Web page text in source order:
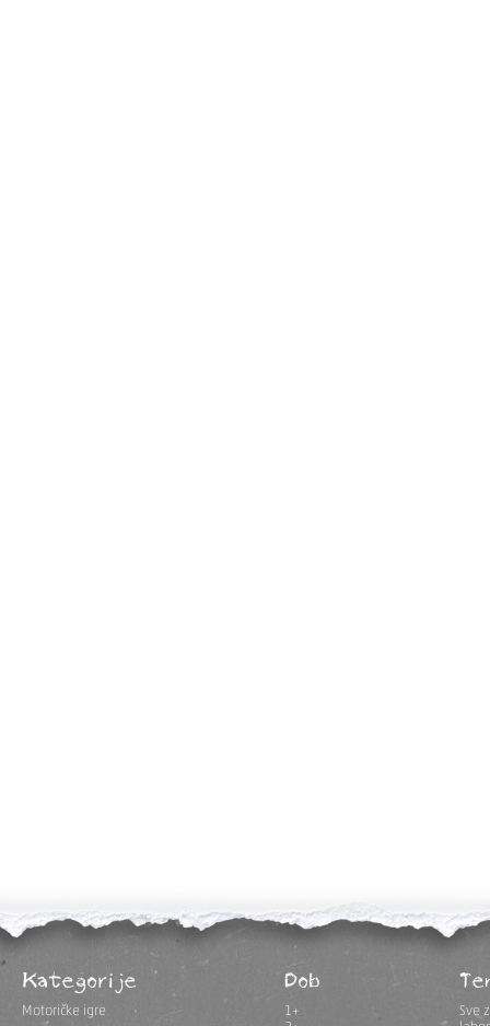
Kategorije
Motoričke igre
Dob
1+
Sve